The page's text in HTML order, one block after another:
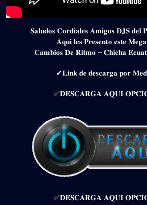
𝐒𝐚𝐥𝐮𝐝𝐨𝐬 𝐂𝐨𝐫𝐝𝐢𝐚𝐥𝐞𝐬 𝐀𝐦𝐢𝐠𝐨𝐬 𝐃𝐉𝐒 𝐝𝐞𝐥
𝐀𝐪𝐮𝐢 𝐥𝐞𝐬 𝐏𝐫𝐞𝐬𝐞𝐧𝐭𝐨 𝐞𝐬𝐭𝐞
𝐂𝐚𝐦𝐛𝐢𝐨𝐬 𝐃𝐞 𝐑𝐢𝐭𝐦𝐨 – 𝐂𝐡𝐢𝐜𝐡𝐚
✔𝐋𝐢𝐧𝐤 𝐝𝐞 𝐝𝐞𝐬𝐜𝐚𝐫𝐠𝐚 𝐩𝐨𝐫
✅𝐃𝐄𝐒𝐂𝐀𝐑𝐆𝐀 𝐀𝐐𝐔𝐈
✅𝐃𝐄𝐒𝐂𝐀𝐑𝐆𝐀 𝐀𝐐𝐔𝐈